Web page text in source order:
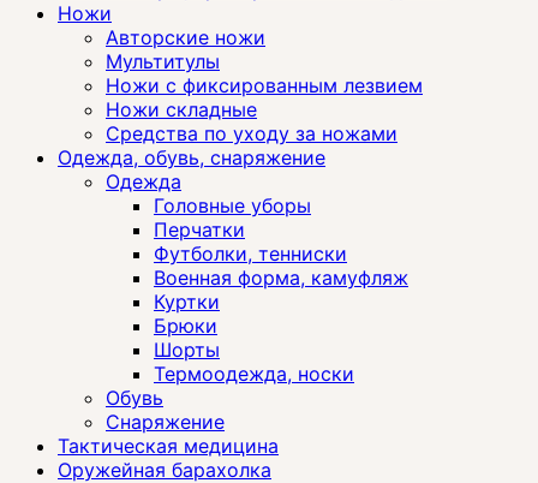
Ножи
Авторские ножи
Мультитулы
Ножи с фиксированным лезвием
Ножи складные
Средства по уходу за ножами
Одежда, обувь, снаряжение
Одежда
Головные уборы
Перчатки
Футболки, тенниски
Военная форма, камуфляж
Куртки
Брюки
Шорты
Термоодежда, носки
Обувь
Снаряжение
Тактическая медицина
Оружейная барахолка